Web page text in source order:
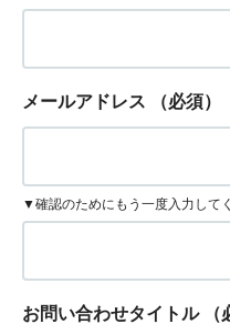
メールアドレス （必須）
▼確認のためにもう一度入力して
お問い合わせタイトル （